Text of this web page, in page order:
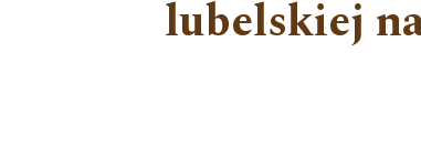
lubelskiej